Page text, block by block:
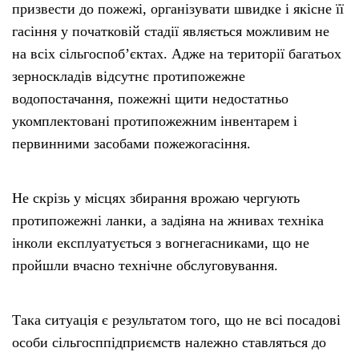
призвести до пожежі, організувати швидке і якісне її
гасіння у початковій стадії являється можливим не
на всіх сільгоспоб’єктах. Адже на території багатьох
зерноскладів відсутнє протипожежне
водопостачання, пожежні щити недостатньо
укомплектовані протипожежним інвентарем і
первинними засобами пожежогасіння.
Не скрізь у місцях збирання врожаю чергують
протипожежні ланки, а задіяна на жнивах техніка
інколи експлуатується з вогнегасниками, що не
пройшли вчасно технічне обслуговування.
Така ситуація є результатом того, що не всі посадові
особи сільгосппідприємств належно ставляться до